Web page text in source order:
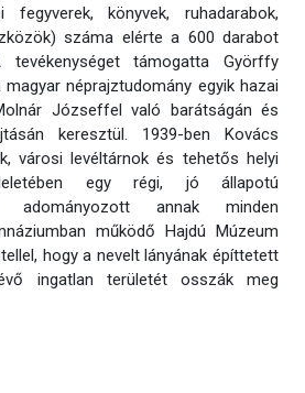
könyvek, ruhadarabok,
száma elérte a 600 darabot
tevékenységet támogatta Györffy
néprajztudomány egyik hazai
Józseffel való barátságán és
keresztül. 1939-ben Kovács
városi levéltárnok és tehetős helyi
egy régi, jó állapotú
adományozott annak minden
működő Hajdú Múzeum
hogy a nevelt lányának építtetett
ingatlan területét osszák meg